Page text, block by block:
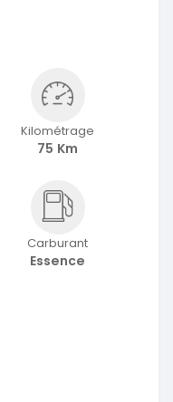
Kilométrage
75 Km
Carburant
Essence